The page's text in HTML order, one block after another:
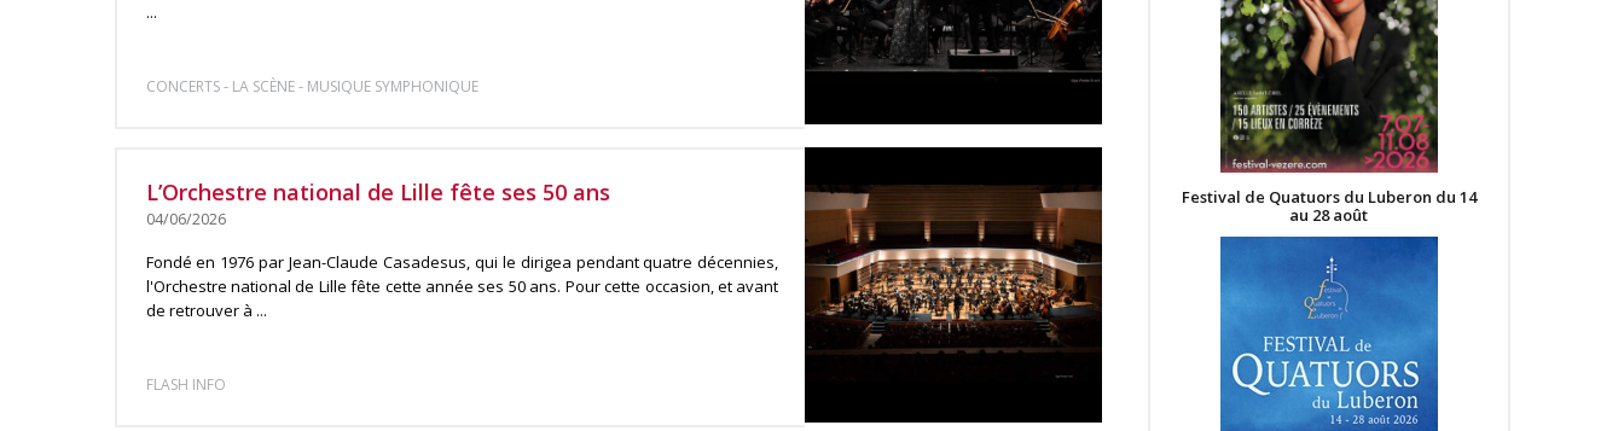
...
CONCERTS- LA SCÈNE- MUSIQUE SYMPHONIQUE
L’Orchestre national de Lille fête ses 50 ans
04/06/2026
Fondé en 1976 par Jean-Claude Casadesus, qui le dirigea pendant quatre décennies,
l'Orchestre national de Lille fête cette année ses 50 ans. Pour cette occasion, et avant
de retrouver à ...
FLASH INFO
Festival de Quatuors du Luberon du 14
au 28 août